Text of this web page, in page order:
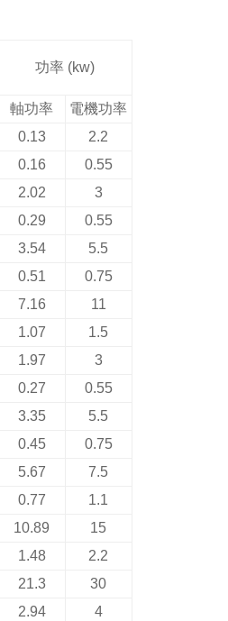
功率 (kw)
軸功率
電機功率
0.13
2.2
0.16
0.55
2.02
3
0.29
0.55
3.54
5.5
0.51
0.75
7.16
11
1.07
1.5
1.97
3
0.27
0.55
3.35
5.5
0.45
0.75
5.67
7.5
0.77
1.1
10.89
15
1.48
2.2
21.3
30
2.94
4